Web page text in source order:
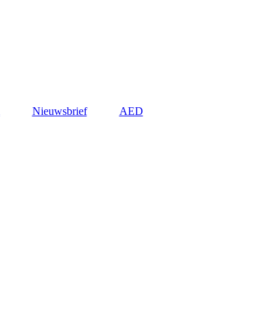
Nieuwsbrief AED